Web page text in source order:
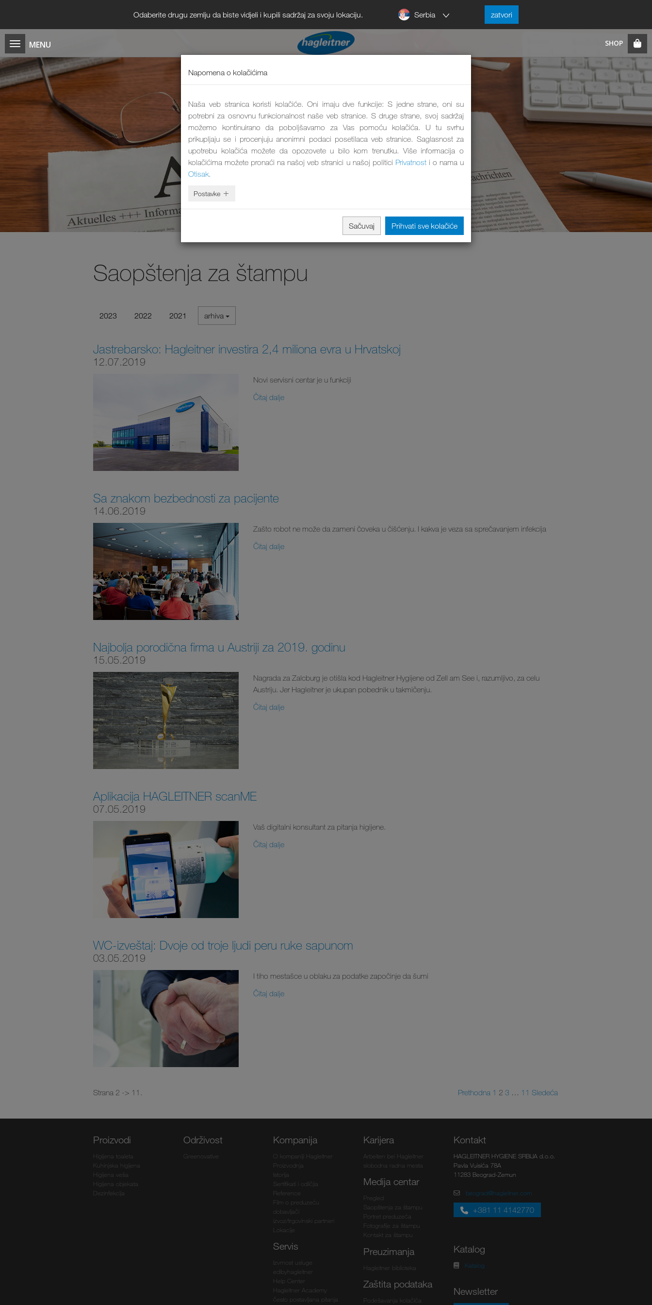
Odaberite drugu zemlju da biste vidjeli i kupili sadržaj za svoju lokaciju. Serbia zatvori
Saopštenja za štampu
2023 2022 2021 arhiva
Jastrebarsko: Hagleitner investira 2,4 miliona evra u Hrvatskoj
12.07.2019
Novi servisni centar je u funkciji
Čitaj dalje
Sa znakom bezbednosti za pacijente
14.06.2019
Zašto robot ne može da zameni čoveka u čišćenju. I kakva je veza sa sprečavanjem infekcija
Čitaj dalje
Najbolja porodična firma u Austriji za 2019. godinu
15.05.2019
Nagrada za Zalcburg je otišla kod Hagleitner Hygijene od Zell am See i, razumljivo, za celu
Austriju. Jer Hagleitner je ukupan pobednik u takmičenju.
Čitaj dalje
Aplikacija HAGLEITNER scanME
07.05.2019
Vaš digitalni konsultant za pitanja higijene.
Čitaj dalje
WC-izveštaj: Dvoje od troje ljudi peru ruke sapunom
03.05.2019
I tiho mestašce u oblaku za podatke započinje da šumi
Čitaj dalje
Strana 2 -> 11. Prethodna 1 2 3 … 11 Sledeća
Proizvodi
Higijena toaleta
Kuhinjska higijena
Higijena veša
Higijena objekata
Dezinfekcija
Održivost
Greenovative
Kompanija
O kompaniji Hagleitner
Proizvodnja
Istorija
Sertifikati i odličjia
Reference
Film o preduzeću
dobavljači
izvoz/trgovinski partneri
Lokacije
Servis
Izvrnost usluge
edibyhagleitner
Help Center
Hagleitner Academy
često postavljana pitanja
Karijera
Arbeiten bei Hagleitner
slobodna radna mesta
Medija centar
Pregled
Saopštenja za štampu
Portret preduzeća
Fotografije za štampu
Kontakt za štampu
Preuzimanja
Hagleitner biblioteka
Zaštita podataka
Podešavanja kolačića
Kontakt
HAGLEITNER HYGIENE SRBIJA d.o.o.
Pavla Vuisića 78A
11283 Beograd-Zemun
beograd@hagleitner.com
+381 11 4142770
Katalog
Katalog
Newsletter
Napomena o kolačićima
Naša veb stranica koristi kolačiće. Oni imaju dve funkcije: S jedne strane, oni su
potrebni za osnovnu funkcionalnost naše veb stranice. S druge strane, svoj sadržaj
možemo kontinuirano da poboljšavamo za Vas pomoću kolačića. U tu svrhu
prikupljaju se i procenjuju anonimni podaci posetilaca veb stranice. Saglasnost za
upotrebu kolačića možete da opozovete u bilo kom trenutku. Više informacija o
kolačićima možete pronaći na našoj veb stranici u našoj politici Privatnosti o nama u
Otisak.
Postavke
Sačuvaj Prihvati sve kolačiće